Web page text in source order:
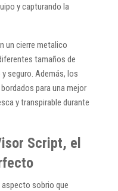
y capturando la
un cierre metalico
tamaños de
seguro. Además, los
para una mejor
y transpirable durante
Script, el
aspecto sobrio que